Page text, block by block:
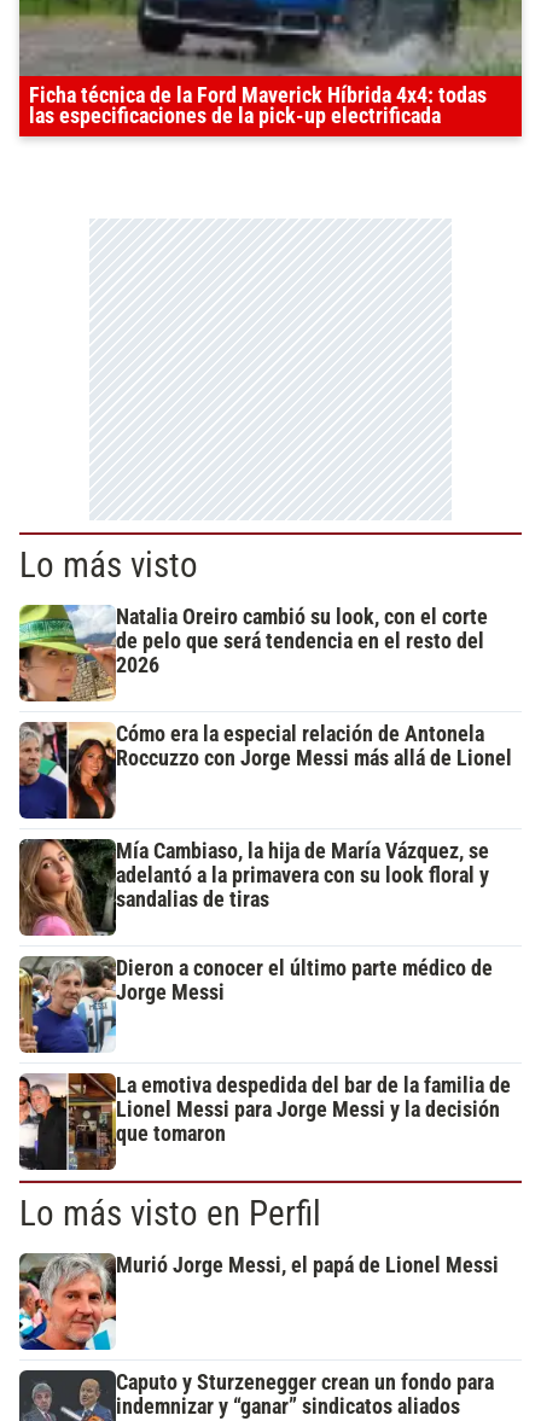
Ficha técnica de la Ford Maverick Híbrida 4x4: todas
las especificaciones de la pick-up electrificada
Lo más visto
Natalia Oreiro cambió su look, con el corte
de pelo que será tendencia en el resto del
2026
Cómo era la especial relación de Antonela
Roccuzzo con Jorge Messi más allá de Lionel
Mía Cambiaso, la hija de María Vázquez, se
adelantó a la primavera con su look floral y
sandalias de tiras
Dieron a conocer el último parte médico de
Jorge Messi
La emotiva despedida del bar de la familia de
Lionel Messi para Jorge Messi y la decisión
que tomaron
Lo más visto en Perfil
Murió Jorge Messi, el papá de Lionel Messi
Caputo y Sturzenegger crean un fondo para
indemnizar y “ganar” sindicatos aliados